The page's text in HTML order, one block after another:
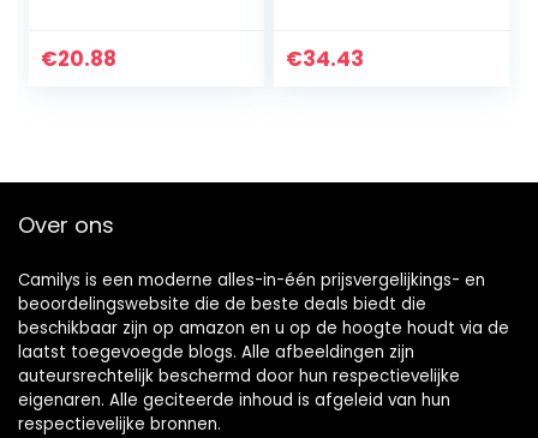
ketting oorbellen
€20.88
Oorbellen 18kt
€34.43
Over ons
Camilys is een moderne alles-in-één prijsvergelijkings- en
beoordelingswebsite die de beste deals biedt die
beschikbaar zijn op amazon en u op de hoogte houdt via de
laatst toegevoegde blogs. Alle afbeeldingen zijn
auteursrechtelijk beschermd door hun respectievelijke
eigenaren. Alle geciteerde inhoud is afgeleid van hun
respectievelijke bronnen.